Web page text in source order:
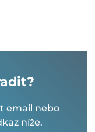
email nebo
níže.